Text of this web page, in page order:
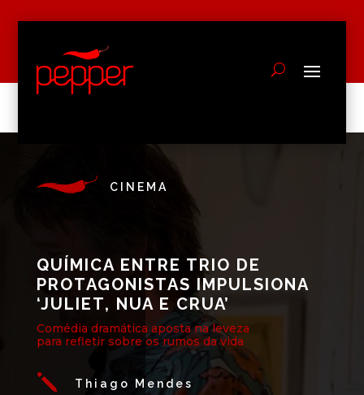
CINEMA
QUÍMICA ENTRE TRIO DE
PROTAGONISTAS IMPULSIONA
‘JULIET, NUA E CRUA’
Comédia dramática aposta na leveza
para refletir sobre os rumos da vida
j Thiago Mendes